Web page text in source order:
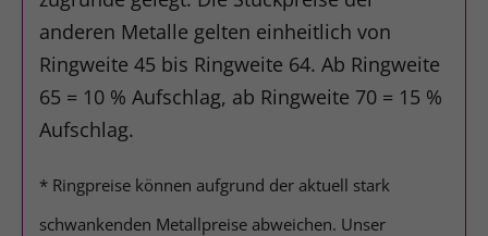
anderen Metalle gelten einheitlich von
Ringweite 45 bis Ringweite 64. Ab Ringweite
65 = 10 % Aufschlag, ab Ringweite 70 = 15 %
Aufschlag.
* Ringpreise können aufgrund der aktuell stark
schwankenden Metallpreise abweichen. Unser